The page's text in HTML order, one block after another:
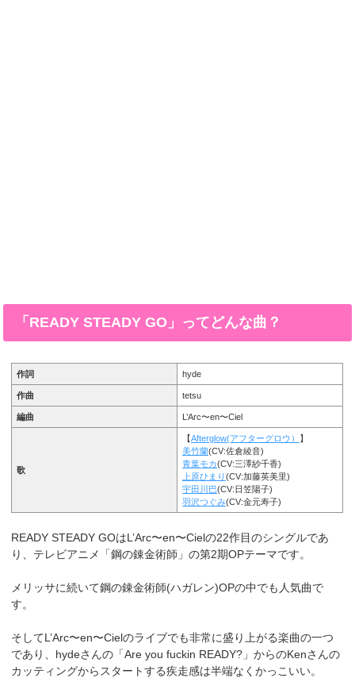
「READY STEADY GO」ってどんな曲？
作詞 hyde
作曲 tetsu
編曲 L’Arc〜en〜Ciel
歌
【Afterglow(アフターグロウ） 】
美竹蘭(CV:佐倉綾音)
青葉モカ(CV:三澤紗千香)
上原ひまり(CV:加藤英美里)
宇田川巴(CV:日笠陽子)
羽沢つぐみ(CV:金元寿子)
READY STEADY GOはL’Arc〜en〜Cielの22作目のシングルであ
り、テレビアニメ「鋼の錬金術師」の第2期OPテーマです。
メリッサに続いて鋼の錬金術師(ハガレン)OPの中でも人気曲で
す。
そしてL’Arc〜en〜Cielのライブでも非常に盛り上がる楽曲の一つ
であり、hydeさんの「Are you fuckin READY?」からのKenさんの
カッティングからスタートする疾走感は半端なくかっこいい。